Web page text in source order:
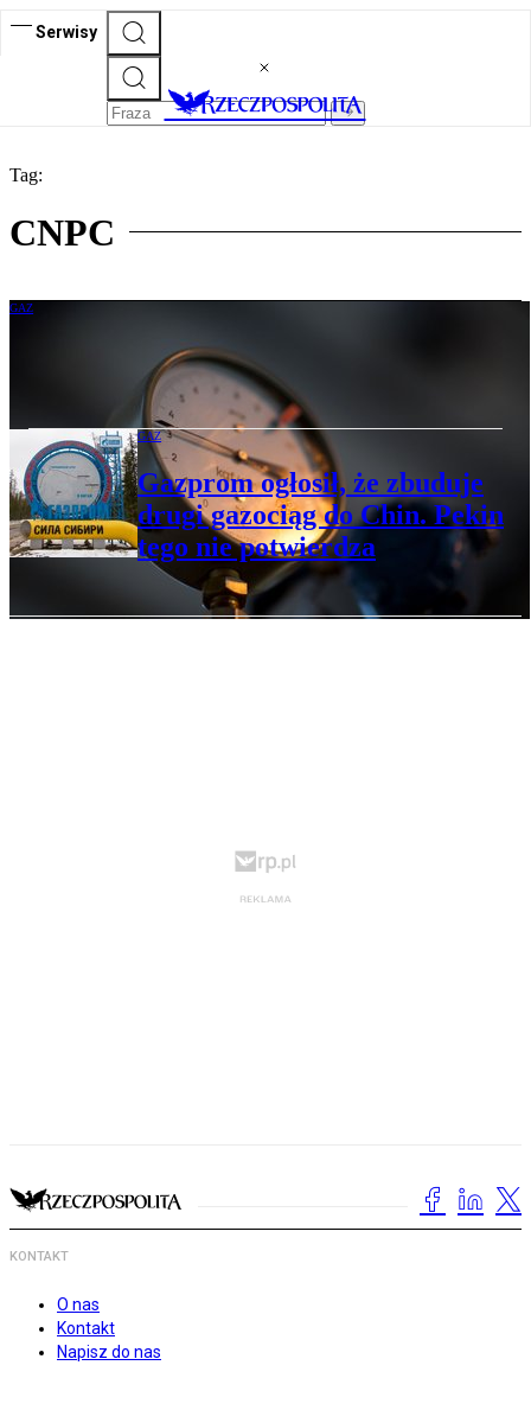
Serwisy
Tag:
CNPC
GAZ
Ile Chiny płacą Rosji za gaz? Dużo mniej
niż Węgry czy Turcja
GAZ
Gazprom ogłosił, że zbuduje
drugi gazociąg do Chin. Pekin
tego nie potwierdza
KONTAKT
O nas
Kontakt
Napisz do nas